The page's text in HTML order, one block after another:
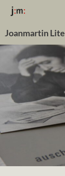
Joanmartin
INHALT
SPRINGEN